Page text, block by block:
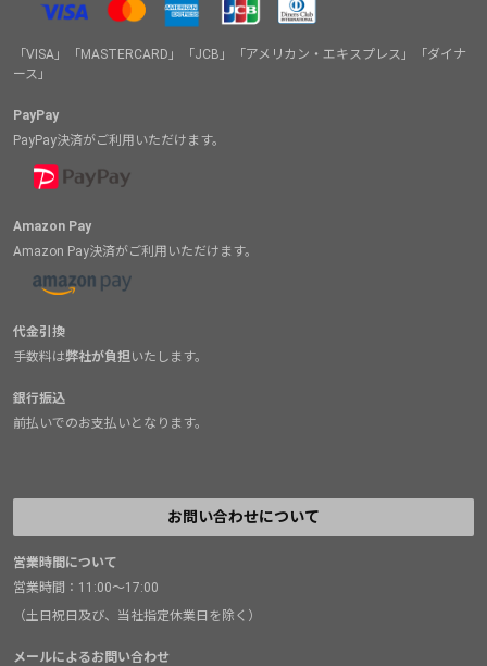
「VISA」「MASTERCARD」「JCB」「アメリカン・エキスプレス」「ダイナ
ース」
PayPay
PayPay決済がご利用いただけます。
Amazon Pay
Amazon Pay決済がご利用いただけます。
代金引換
手数料は弊社が負担いたします。
銀行振込
前払いでのお支払いとなります。
お問い合わせについて
営業時間について
営業時間：11:00～17:00
（土日祝日及び、当社指定休業日を除く）
メールによるお問い合わせ